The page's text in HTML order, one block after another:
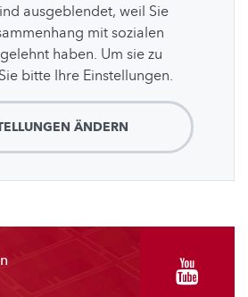
ausgeblendet, weil Sie
mit sozialen
haben. Um sie zu
bitte Ihre Einstellungen.
ÄNDERN